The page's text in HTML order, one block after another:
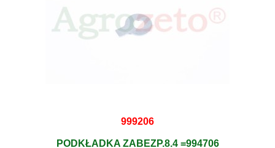
999206
PODKŁADKA ZABEZP.8.4 =994706